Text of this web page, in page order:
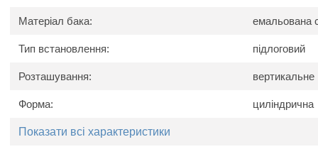
Матеріал бака: емальована
Тип встановлення: підлоговий
Розташування: вертикальне
Форма: циліндрична
Показати всі характеристики